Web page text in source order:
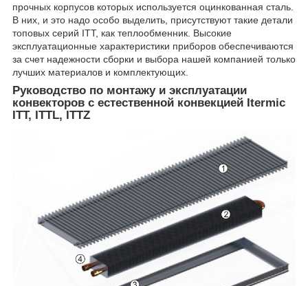
прочных корпусов которых используется оцинкованная сталь.
В них, и это надо особо выделить, присутствуют такие детали
топовых серий ITT, как теплообменник. Высокие
эксплуатационные характеристики приборов обеспечиваются
за счет надежности сборки и выбора нашей компанией только
лучших материалов и комплектующих.
Руководство по монтажу и эксплуатации
конвекторов с естественной конвекцией Itermic
ITT, ITTL, ITTZ